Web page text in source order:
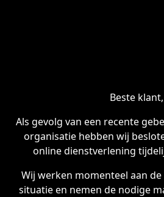
Beste klant,
Als gevolg van een recente
organisatie hebben wij
online dienstverlening
Wij werken momenteel aan
situatie en nemen de nodige